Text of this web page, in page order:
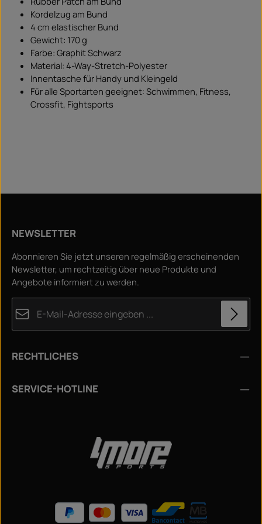
Kordelzug am Bund
4 cm elastischer Bund
Gewicht: 170 g
Farbe: Graphit Schwarz
Material: 4-Way-Stretch-Polyester
Innentasche für Handy und Kleingeld
Für alle Sportarten geeignet: Schwimmen, Fitness,
Crossfit, Fightsports
NEWSLETTER
Abonnieren Sie jetzt unseren regelmäßig erscheinenden
Newsletter, um rechtzeitig über neue Produkte und
Angebote informiert zu werden.
Ich habe dieDatenschutzbestimmungen
ihnen einverstanden.
Zeichen ein*
Die mit einem Stern (*) markierten Felder sind
RECHTLICHES
SERVICE-HOTLINE